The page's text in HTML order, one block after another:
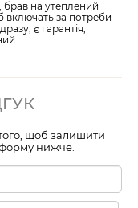
брав на утеплений
за потреби
є гарантія,
щоб залишити
форму нижче.